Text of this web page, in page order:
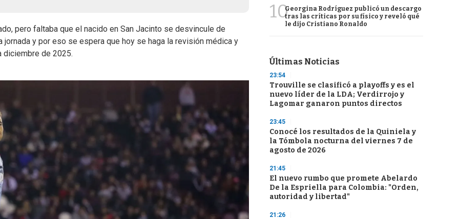
pero faltaba que el nacido en San Jacinto se desvincule de
jornada y por eso se espera que hoy se haga la revisión médica y
diciembre de 2025.
10Georgina Rodríguez publicó un descargo
tras las críticas por su físico y reveló qué
le dijo Cristiano Ronaldo
Últimas Noticias
23:54
Trouville se clasificó a playoffs y es el
nuevo líder de la LDA; Verdirrojo y
Lagomar ganaron puntos directos
23:45
Conocé los resultados de la Quiniela y
la Tómbola nocturna del viernes 7 de
agosto de 2026
21:45
El nuevo rumbo que promete Abelardo
De la Espriella para Colombia: "Orden,
autoridad y libertad"
21:26